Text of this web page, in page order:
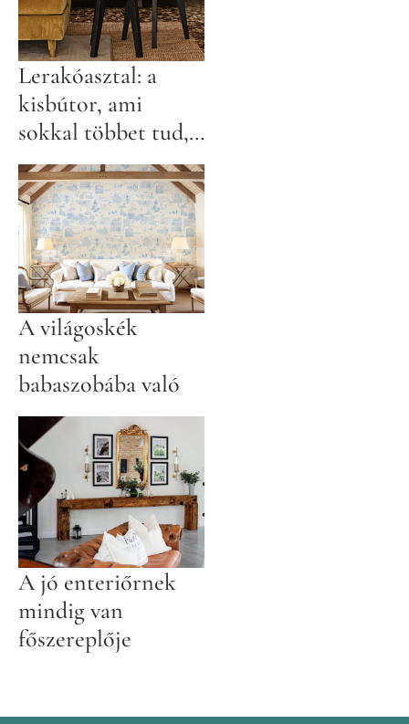
Lerakóasztal: a
kisbútor, ami
sokkal többet tud,
mint gondolnád
A világoskék
nemcsak
babaszobába való
A jó enteriőrnek
mindig van
főszereplője